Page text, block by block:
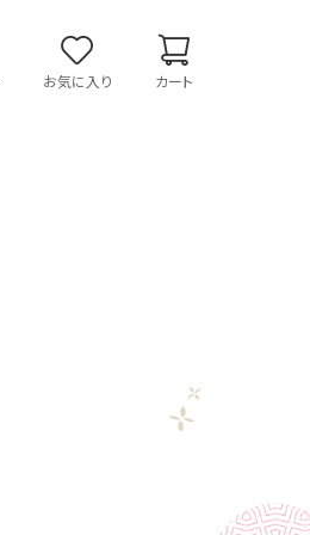
お気に入り カート